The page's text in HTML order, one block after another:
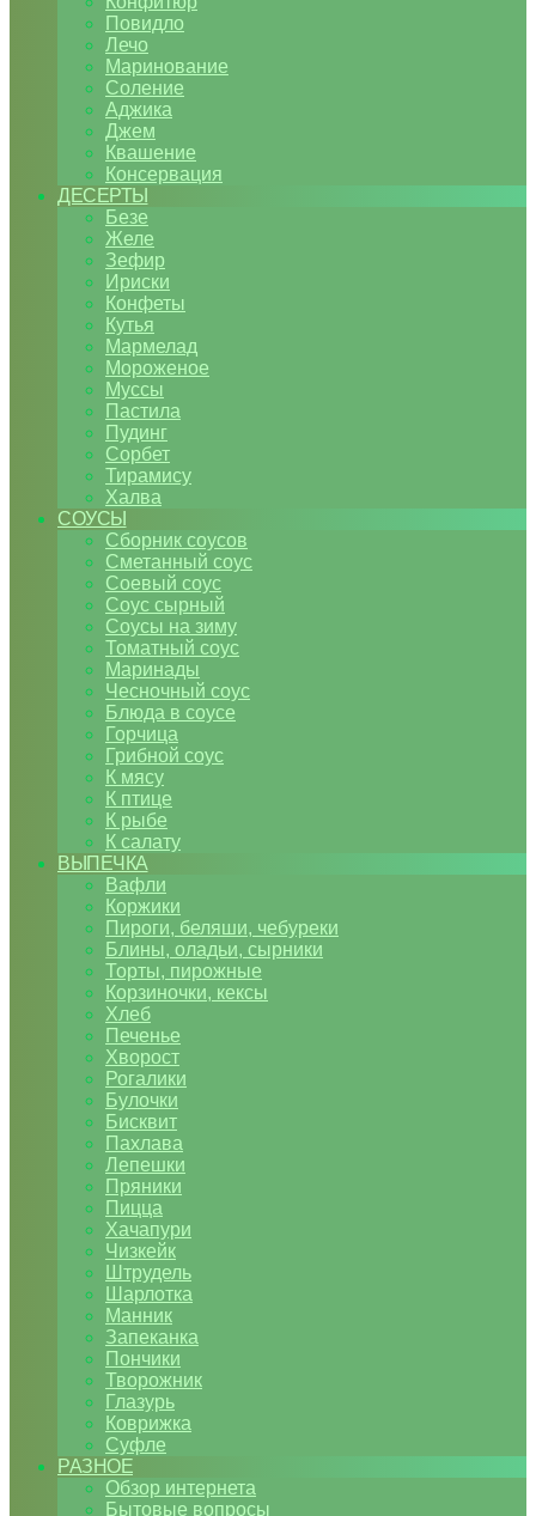
Повидло
Лечо
Маринование
Соление
Аджика
Джем
Квашение
Консервация
ДЕСЕРТЫ
Безе
Желе
Зефир
Ириски
Конфеты
Кутья
Мармелад
Мороженое
Муссы
Пастила
Пудинг
Сорбет
Тирамису
Халва
СОУСЫ
Сборник соусов
Сметанный соус
Соевый соус
Соус сырный
Соусы на зиму
Томатный соус
Маринады
Чесночный соус
Блюда в соусе
Горчица
Грибной соус
К мясу
К птице
К рыбе
К салату
ВЫПЕЧКА
Вафли
Коржики
Пироги, беляши, чебуреки
Блины, оладьи, сырники
Торты, пирожные
Корзиночки, кексы
Хлеб
Печенье
Хворост
Рогалики
Булочки
Бисквит
Пахлава
Лепешки
Пряники
Пицца
Хачапури
Чизкейк
Штрудель
Шарлотка
Манник
Запеканка
Пончики
Творожник
Глазурь
Коврижка
Суфле
РАЗНОЕ
Обзор интернета
Бытовые вопросы